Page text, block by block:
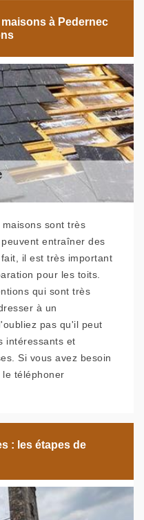
à Pedernec
sont très
entraîner des
il est très important
pour les toits.
qui sont très
à un
pas qu'il peut
intéressants et
Si vous avez besoin
téléphoner
: les étapes de